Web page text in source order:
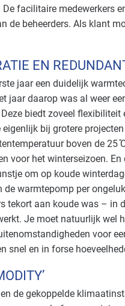
facilitaire medewerkers
de beheerders. Als klant
EN
jaar een duidelijk
jaar daarop was al weer
biedt zoveel
bij grotere
boven de 25
voor het winterseizoen.
om op koude
de warmtepomp per
tekort aan koude was – in
Je moet natuurlijk wel
voor
snel en in forse
de gekoppelde